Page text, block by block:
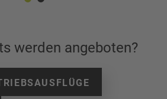
werden angeboten?